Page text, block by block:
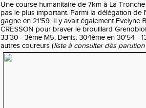
Une course humanitaire de 7km à La
pas le plus important. Parmi la délégation de
gagne en 21'59. Il y avait également Evelyne
CRESSON pour braver le brouillard
33'30 - 3ème M5; Denis: 304ème en 30'54 -
autres coureurs (liste à consulter dès